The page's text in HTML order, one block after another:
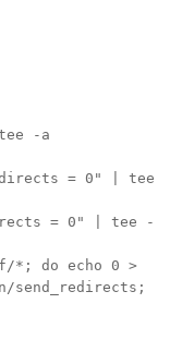
-a
= 0" | tee
= 0" | tee -
*; do echo 0 >
send_redirects;